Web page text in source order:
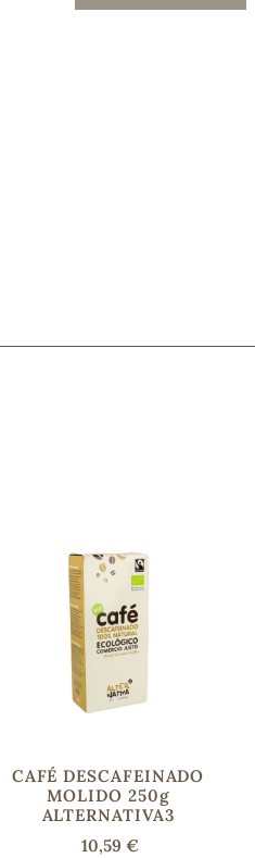
CAFÉ DESCAFEINADO
MOLIDO 250g
ALTERNATIVA3
10,59 €